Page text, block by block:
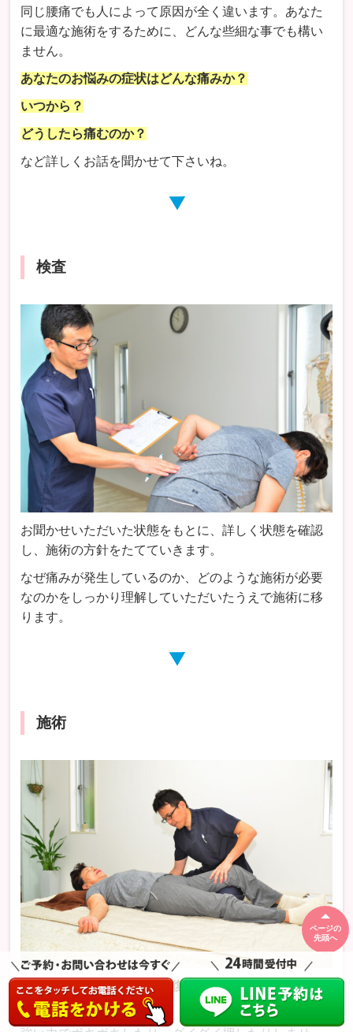
同じ腰痛でも人によって原因が全く違います。あなた
に最適な施術をするために、どんな些細な事でも構い
ません。
あなたのお悩みの症状はどんな痛みか？
いつから？
どうしたら痛むのか？
など詳しくお話を聞かせて下さいね。
検査
お聞かせいただいた状態をもとに、詳しく状態を確認
し、施術の方針をたてていきます。
なぜ痛みが発生しているのか、どのような施術が必要
なのかをしっかり理解していただいたうえで施術に移
ります。
施術
「からだリセット療法（回復法）」という当院の施術
はソフトな整体です。
ページの
先頭へ